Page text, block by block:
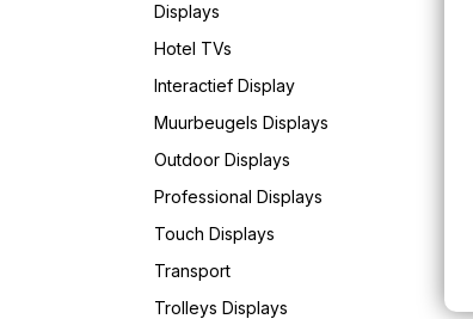
Displays
Hotel TVs
Interactief Display
Muurbeugels Displays
Outdoor Displays
Professional Displays
Touch Displays
Transport
Trolleys Displays